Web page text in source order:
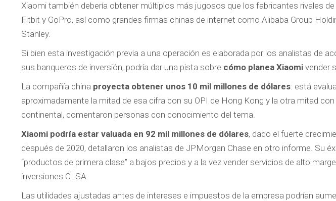
Xiaomi también debería obtener múltiplos más jugosos que los fabricantes rivales
Fitbit y GoPro, así como grandes firmas chinas de internet como Alibaba Group
Stanley.
Si bien esta investigación previa a una operación es elaborada por los analistas de
sus banqueros de inversión, podría dar una pista sobre cómo planea Xiaomi vender
La compañía china proyecta obtener unos 10 mil millones de dólares: está
aproximadamente la mitad de esa cifra con su OPI de Hong Kong y la otra mitad
continental, comentaron personas con conocimiento del tema.
Xiaomi podría estar valuada en 92 mil millones de dólares, dado el fuerte
después de 2020, detallaron los analistas de JPMorgan Chase en otro informe. Su
“productos de primera clase” a bajos precios y a la vez vender servicios de alto
inversiones CLSA.
Las utilidades ajustadas antes de intereses e impuestos de la empresa podrían